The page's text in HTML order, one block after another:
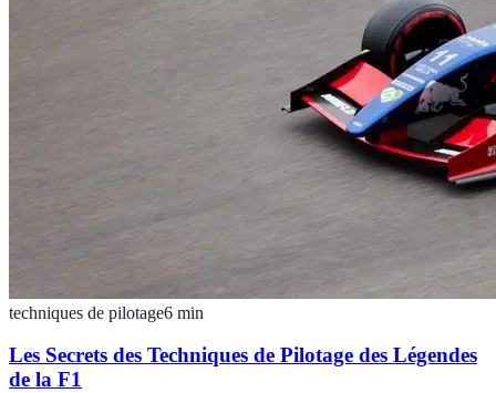
techniques de pilotage6 min
Les Secrets des Techniques de Pilotage des Légendes
de la F1